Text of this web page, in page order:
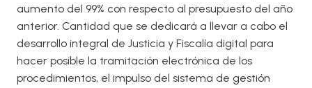
aumento del 99% con respecto al presupuesto del año
anterior. Cantidad que se dedicará a llevar a cabo el
desarrollo integral de Justicia y Fiscalía digital para
hacer posible la tramitación electrónica de los
procedimientos, el impulso del sistema de gestión